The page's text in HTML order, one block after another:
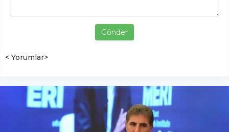
Gönder
< Yorumlar>